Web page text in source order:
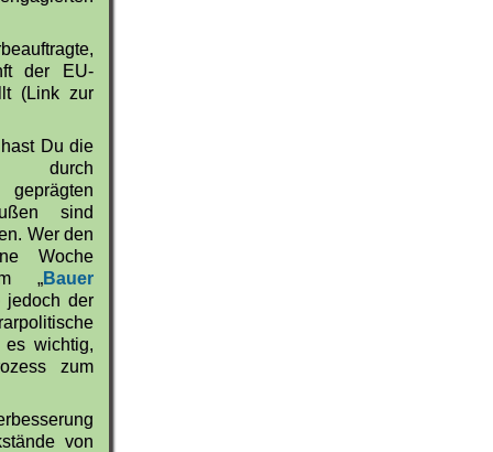
der EU-
(Link zur
Du die
durch
sind
Wer den
Woche
„Bauer
jedoch der
es wichtig,
zum
von